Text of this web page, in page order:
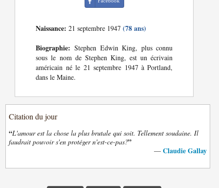
Naissance: 21 septembre 1947(78 ans)
Biographie: Stephen Edwin King, plus connu
sous le nom de Stephen King, est un écrivain
américain né le 21 septembre 1947 à Portland,
dans le Maine.
Citation du jour
“L'amour est la chose la plus brutale qui soit. Tellement soudaine. Il
faudrait pouvoir s'en protéger n'est-ce-pas?”
— Claudie Gallay